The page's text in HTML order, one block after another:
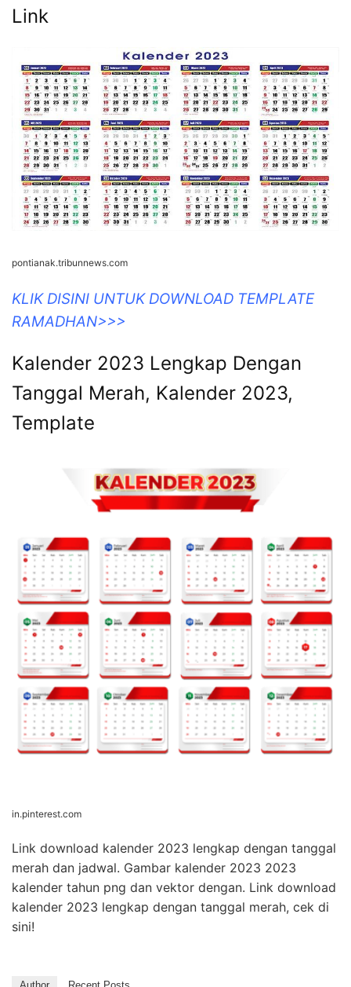
Link
pontianak.tribunnews.com
KLIK DISINI UNTUK DOWNLOAD TEMPLATE
RAMADHAN>>>
Kalender 2023 Lengkap Dengan
Tanggal Merah, Kalender 2023,
Template
in.pinterest.com
Link download kalender 2023 lengkap dengan tanggal
merah dan jadwal. Gambar kalender 2023 2023
kalender tahun png dan vektor dengan. Link download
kalender 2023 lengkap dengan tanggal merah, cek di
sini!